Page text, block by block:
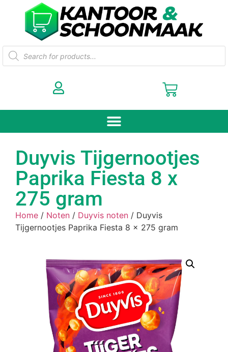
Duyvis Tijgernootjes
Paprika Fiesta 8 x
275 gram
Home / Noten / Duyvis noten / Duyvis
Tijgernootjes Paprika Fiesta 8 x 275 gram